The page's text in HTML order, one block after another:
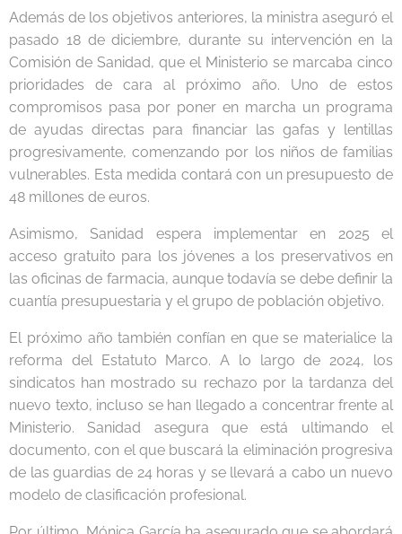
Además de los objetivos anteriores, la ministra aseguró el
pasado 18 de diciembre, durante su intervención en la
Comisión de Sanidad, que el Ministerio se marcaba cinco
prioridades de cara al próximo año. Uno de estos
compromisos pasa por poner en marcha un programa
de ayudas directas para financiar las gafas y lentillas
progresivamente, comenzando por los niños de familias
vulnerables. Esta medida contará con un presupuesto de
48 millones de euros.
Asimismo, Sanidad espera implementar en 2025 el
acceso gratuito para los jóvenes a los preservativos en
las oficinas de farmacia, aunque todavía se debe definir la
cuantía presupuestaria y el grupo de población objetivo.
El próximo año también confían en que se materialice la
reforma del Estatuto Marco. A lo largo de 2024, los
sindicatos han mostrado su rechazo por la tardanza del
nuevo texto, incluso se han llegado a concentrar frente al
Ministerio. Sanidad asegura que está ultimando el
documento, con el que buscará la eliminación progresiva
de las guardias de 24 horas y se llevará a cabo un nuevo
modelo de clasificación profesional.